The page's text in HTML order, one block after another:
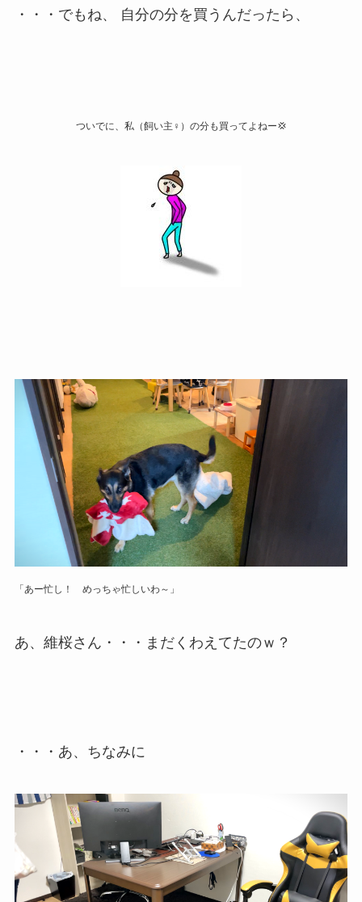
・・・でもね、 自分の分を買うんだったら、
ついでに、私（飼い主♀）の分も買ってよねー💢
「あー忙し！ めっちゃ忙しいわ～」
あ、維桜さん・・・まだくわえてたのｗ？
・・・あ、ちなみに